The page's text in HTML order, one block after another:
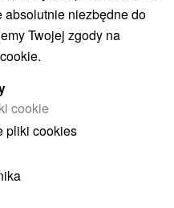
i galerie
z adrenaliną (5)
absolutnie niezbędne do
Twojej zgody na
cookie
pliki cookies